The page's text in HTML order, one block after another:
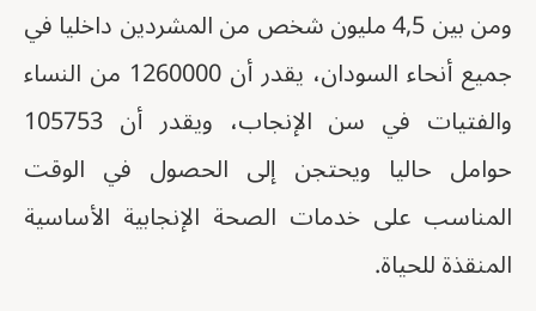
ومن بين 4,5 مليون شخص من المشردين داخليا في
جميع أنحاء السودان، يقدر أن 1260000 من النساء
والفتيات في سن الإنجاب، ويقدر أن 105753
حوامل حاليا ويحتجن إلى الحصول في الوقت
المناسب على خدمات الصحة الإنجابية الأساسية
المنقذة للحياة.